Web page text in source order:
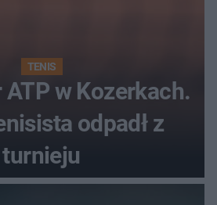
TENIS
w Kozerkach.
odpadł z
turnieju